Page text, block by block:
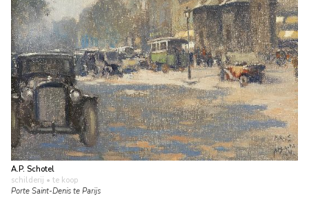
A.P. Schotel
schilderij • te koop
Porte Saint-Denis te Parijs